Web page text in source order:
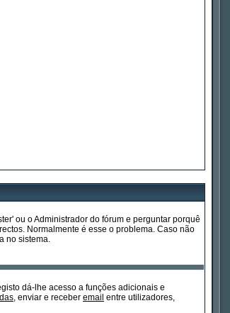
ou o Administrador do fórum e perguntar porquê
Normalmente é esse o problema. Caso não
no sistema.
dá-lhe acesso a funções adicionais e
, enviar e receber email entre utilizadores,